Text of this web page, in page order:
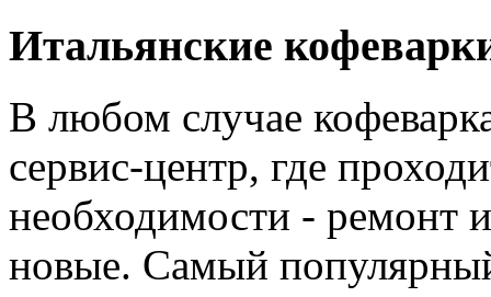
Итальянские
В любом случае
сервис-центр, где
необходимости - ремонт
новые. Самый